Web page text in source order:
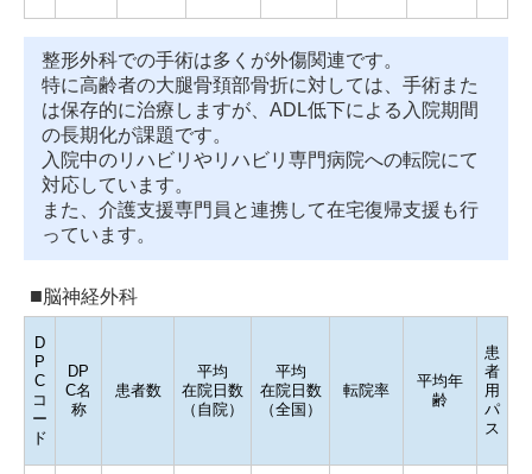
整形外科での手術は多くが外傷関連です。
特に高齢者の大腿骨頚部骨折に対しては、手術また
は保存的に治療しますが、ADL低下による入院期間
の長期化が課題です。
入院中のリハビリやリハビリ専門病院への転院にて
対応しています。
また、介護支援専門員と連携して在宅復帰支援も行
っています。
脳神経外科
D
P
C
コ
ー
ド
DP
C名
称
患者数
平均
在院日数
（自院）
平均
在院日数
（全国）
転院率
平均年
齢
患
者
用
パ
ス